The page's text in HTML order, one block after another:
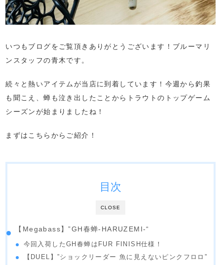
いつもブログをご覧頂きありがとうございます！ブルーマリ
ンスタッフの青木です。
続々と熱いアイテムが当店に到着しています！今週から釣果
も聞こえ、蝉も泣き出したことからトラウトのトップゲーム
シーズンが始まりましたね！
まずはこちらからご紹介！
CLOSE
目次
【Megabass】”GH春蝉-HARUZEMI-“
今回入荷したGH春蝉はFUR FINISH仕様！
【DUEL】”ショックリーダー 魚に見えないピンクフロロ”